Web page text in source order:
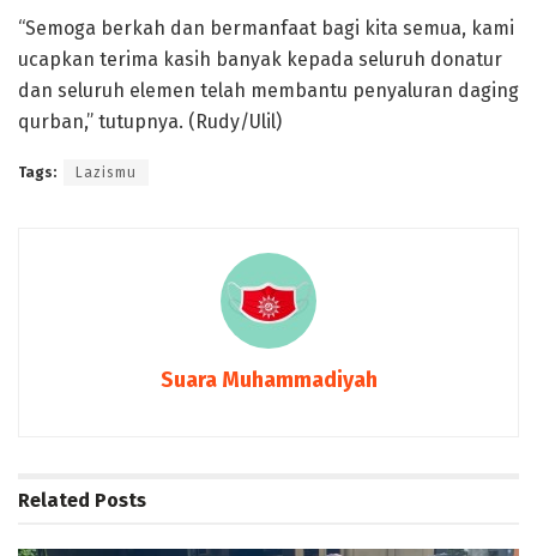
“Semoga berkah dan bermanfaat bagi kita semua, kami
ucapkan terima kasih banyak kepada seluruh donatur
dan seluruh elemen telah membantu penyaluran daging
qurban,” tutupnya. (Rudy/Ulil)
Tags: Lazismu
Suara Muhammadiyah
Related Posts